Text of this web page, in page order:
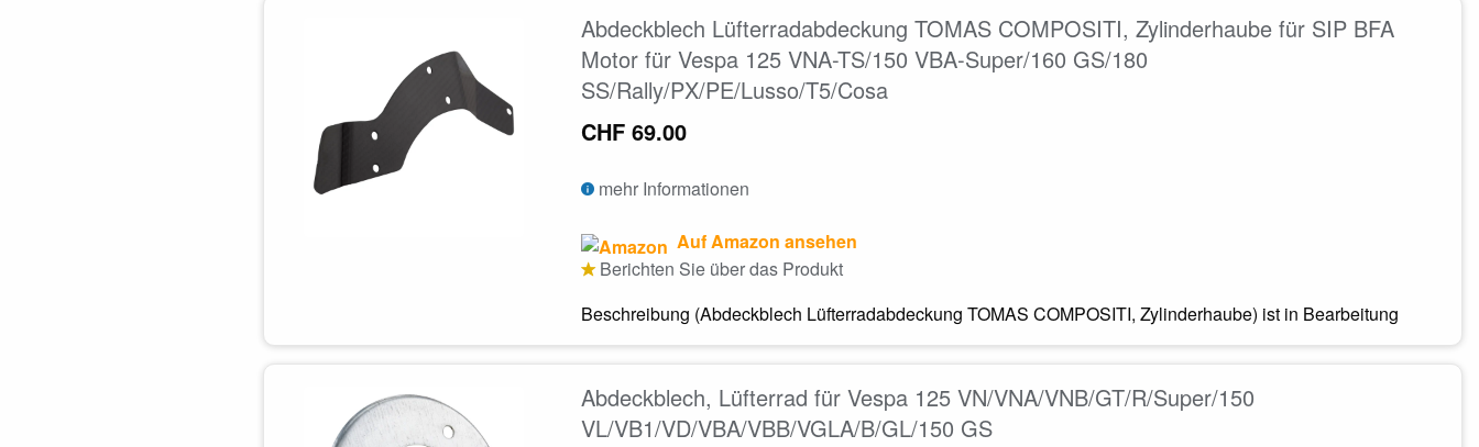
Abdeckblech Lüfterradabdeckung TOMAS COMPOSITI, Zylinderhaube für SIP BFA
Motor für Vespa 125 VNA-TS/150 VBA-Super/160 GS/180
SS/Rally/PX/PE/Lusso/T5/Cosa
CHF 69.00
mehr Informationen
Auf Amazon ansehen
Berichten Sie über das Produkt
Beschreibung (Abdeckblech Lüfterradabdeckung TOMAS COMPOSITI, Zylinderhaube) ist in Bearbeitung
Abdeckblech, Lüfterrad für Vespa 125 VN/VNA/VNB/GT/R/Super/150
VL/VB1/VD/VBA/VBB/VGLA/B/GL/150 GS